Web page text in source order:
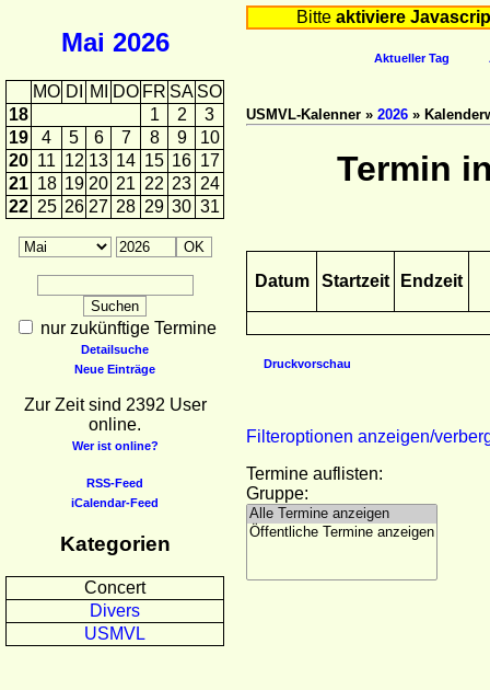
Mai 2026
MO DI MI DO FR SA SO
18
1 2
3
19
4 5 6 7 8 9
10
20 11 12 13 14 15 16 17
21 18 19 20 21 22 23 24
22 25 26 27 28 29 30 31
nur zukünftige Termine
Detailsuche
Neue Einträge
Zur Zeit sind 2392 User
online.
Wer ist online?
RSS-Feed
iCalendar-Feed
Kategorien
Concert
Divers
USMVL
Bitte aktiviere
Aktueller Tag
USMVL-Kalenner » 2026 »
Termin
Datum Startzeit Endzeit
Druckvorschau
Filteroptionen anzeigen/
Termine auflisten:
Gruppe: